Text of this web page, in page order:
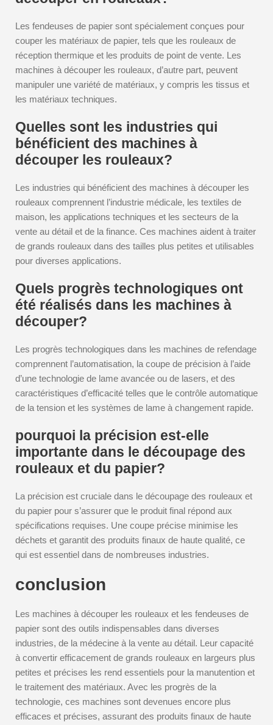
Les fendeuses de papier sont spécialement conçues pour
couper les matériaux de papier, tels que les rouleaux de
réception thermique et les produits de point de vente. Les
machines à découper les rouleaux, d’autre part, peuvent
manipuler une variété de matériaux, y compris les tissus et
les matériaux techniques.
Quelles sont les industries qui
bénéficient des machines à
découper les rouleaux?
Les industries qui bénéficient des machines à découper les
rouleaux comprennent l’industrie médicale, les textiles de
maison, les applications techniques et les secteurs de la
vente au détail et de la finance. Ces machines aident à traiter
de grands rouleaux dans des tailles plus petites et utilisables
pour diverses applications.
Quels progrès technologiques ont
été réalisés dans les machines à
découper?
Les progrès technologiques dans les machines de refendage
comprennent l’automatisation, la coupe de précision à l’aide
d’une technologie de lame avancée ou de lasers, et des
caractéristiques d’efficacité telles que le contrôle automatique
de la tension et les systèmes de lame à changement rapide.
pourquoi la précision est-elle
importante dans le découpage des
rouleaux et du papier?
La précision est cruciale dans le découpage des rouleaux et
du papier pour s’assurer que le produit final répond aux
spécifications requises. Une coupe précise minimise les
déchets et garantit des produits finaux de haute qualité, ce
qui est essentiel dans de nombreuses industries.
conclusion
Les machines à découper les rouleaux et les fendeuses de
papier sont des outils indispensables dans diverses
industries, de la médecine à la vente au détail. Leur capacité
à convertir efficacement de grands rouleaux en largeurs plus
petites et précises les rend essentiels pour la manutention et
le traitement des matériaux. Avec les progrès de la
technologie, ces machines sont devenues encore plus
efficaces et précises, assurant des produits finaux de haute